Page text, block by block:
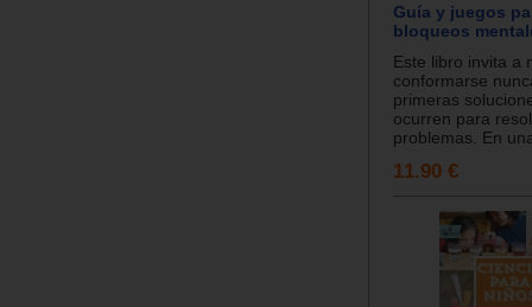
Guía y juegos
bloqueos
Este libro invita a
conformarse
primeras
ocurren para
problemas. En
11.90 €